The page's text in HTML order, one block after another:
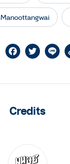
Manoottangwai
FacebookTwitter
Credits